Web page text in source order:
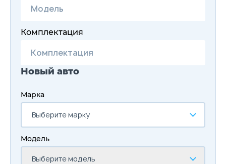
Комплектация
Новый авто
Марка
Выберите марку
Модель
Выберите модель